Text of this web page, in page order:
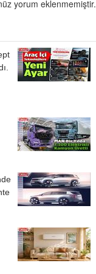
yorum eklenmemiştir.